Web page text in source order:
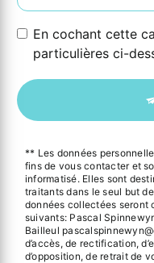
En cochant cette
particulières ci-
** Les données
fins de vous contacter et
informatisé. Elles sont
traitants dans le seul but
données collectées seront
suivants: Pascal
Bailleul
d’accès, de rectification,
d’opposition, de retrait de